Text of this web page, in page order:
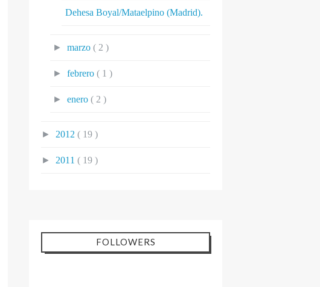
Dehesa Boyal/Mataelpino (Madrid).
►marzo( 2 )
►febrero( 1 )
►enero( 2 )
► 2012 ( 19 )
► 2011 ( 19 )
FOLLOWERS